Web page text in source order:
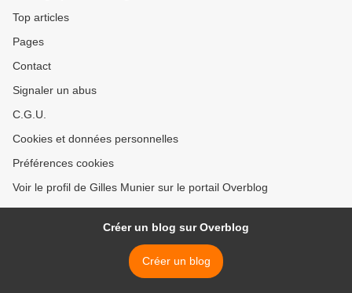
Top articles
Pages
Contact
Signaler un abus
C.G.U.
Cookies et données personnelles
Préférences cookies
Voir le profil de Gilles Munier sur le portail Overblog
Créer un blog sur Overblog
Créer un blog